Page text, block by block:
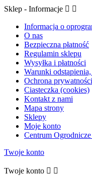
Sklep - Informacje  
Informacja o
O nas
Bezpieczna płatność
Regulamin sklepu
Wysyłka i płatności
Warunki
Ochrona prywatności
Ciasteczka (cookies)
Kontakt z nami
Mapa strony
Sklepy
Moje konto
Centrum
Twoje konto
Twoje konto  